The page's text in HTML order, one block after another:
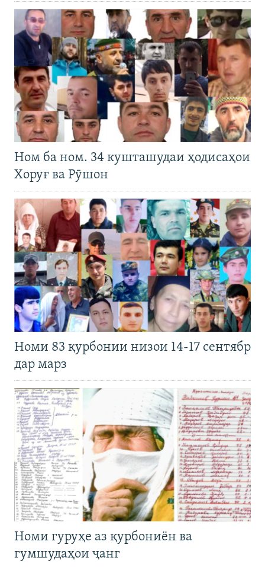
Ном ба ном. 34 кушташудаи ҳодисаҳои
Хоруғ ва Рӯшон
Номи 83 қурбонии низои 14-17 сентябр
дар марз
Номи гуруҳе аз қурбониён ва
гумшудаҳои ҷанг